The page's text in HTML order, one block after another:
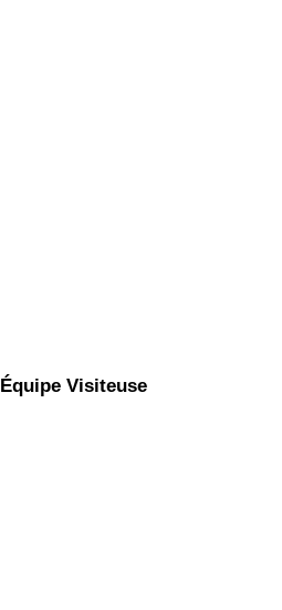
Équipe Visiteuse